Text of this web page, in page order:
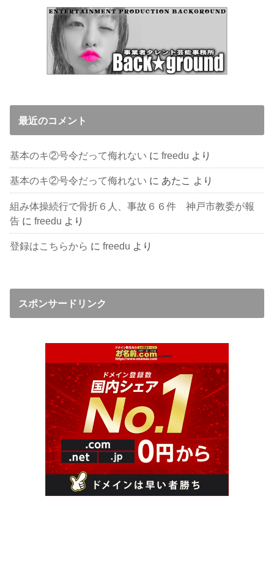
最近のコメント
基本のキ②号令だって侮れない にfreedu より
基本のキ②号令だって侮れない に あたこ より
組み体操続行で骨折６人、事故６６件 神戸市教委が報
告 にfreedu より
登録はこちらから にfreedu より
スポンサードリンク